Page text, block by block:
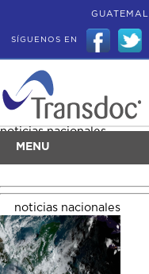
SÍGUENOS EN
MENU
noticias nacionales
noticias nacionales